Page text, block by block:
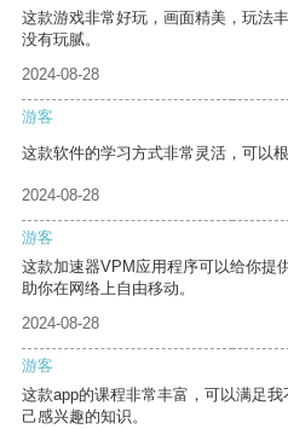
这款游戏非常好玩，画面精美，玩法
没有玩腻。
2024-08-28
游客
这款软件的学习方式非常灵活，可以
2024-08-28
游客
这款加速器VPM应用程序可以给你提
助你在网络上自由移动。
2024-08-28
游客
这款app的课程非常丰富，可以满足
己感兴趣的知识。